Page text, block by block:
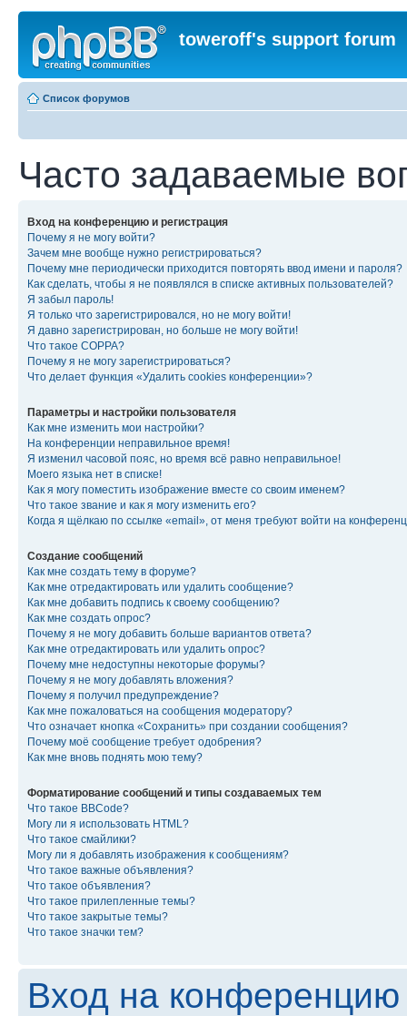
toweroff's support forum
Список форумов
Часто задаваемые
Вход на конференцию и регистрация
Почему я не могу войти?
Зачем мне вообще нужно регистрироваться?
Почему мне периодически приходится повторять ввод имени и пароля?
Как сделать, чтобы я не появлялся в списке активных пользователей?
Я забыл пароль!
Я только что зарегистрировался, но не могу войти!
Я давно зарегистрирован, но больше не могу войти!
Что такое COPPA?
Почему я не могу зарегистрироваться?
Что делает функция «Удалить cookies конференции»?
Параметры и настройки пользователя
Как мне изменить мои настройки?
На конференции неправильное время!
Я изменил часовой пояс, но время всё равно неправильное!
Моего языка нет в списке!
Как я могу поместить изображение вместе со своим именем?
Что такое звание и как я могу изменить его?
Когда я щёлкаю по ссылке «email», от меня требуют войти на
Создание сообщений
Как мне создать тему в форуме?
Как мне отредактировать или удалить сообщение?
Как мне добавить подпись к своему сообщению?
Как мне создать опрос?
Почему я не могу добавить больше вариантов ответа?
Как мне отредактировать или удалить опрос?
Почему мне недоступны некоторые форумы?
Почему я не могу добавлять вложения?
Почему я получил предупреждение?
Как мне пожаловаться на сообщения модератору?
Что означает кнопка «Сохранить» при создании сообщения?
Почему моё сообщение требует одобрения?
Как мне вновь поднять мою тему?
Форматирование сообщений и типы создаваемых тем
Что такое BBCode?
Могу ли я использовать HTML?
Что такое смайлики?
Могу ли я добавлять изображения к сообщениям?
Что такое важные объявления?
Что такое объявления?
Что такое прилепленные темы?
Что такое закрытые темы?
Что такое значки тем?
Вход на конференцию